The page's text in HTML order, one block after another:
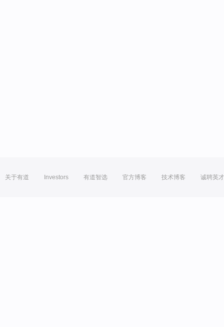
关于有道 Investors 有道智选 官方博客 技术博客 诚聘英才